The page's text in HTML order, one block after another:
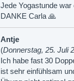
Jede Yogastunde
DANKE Carla 🙏
Antje
(Donnerstag, 25. Juli
Ich habe fast 30
ist sehr einfühlsam